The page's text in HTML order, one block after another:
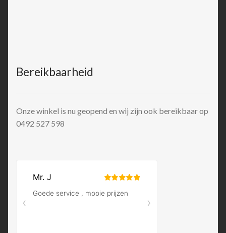
Bereikbaarheid
Onze winkel is nu geopend en wij zijn ook bereikbaar op
0492 527 598